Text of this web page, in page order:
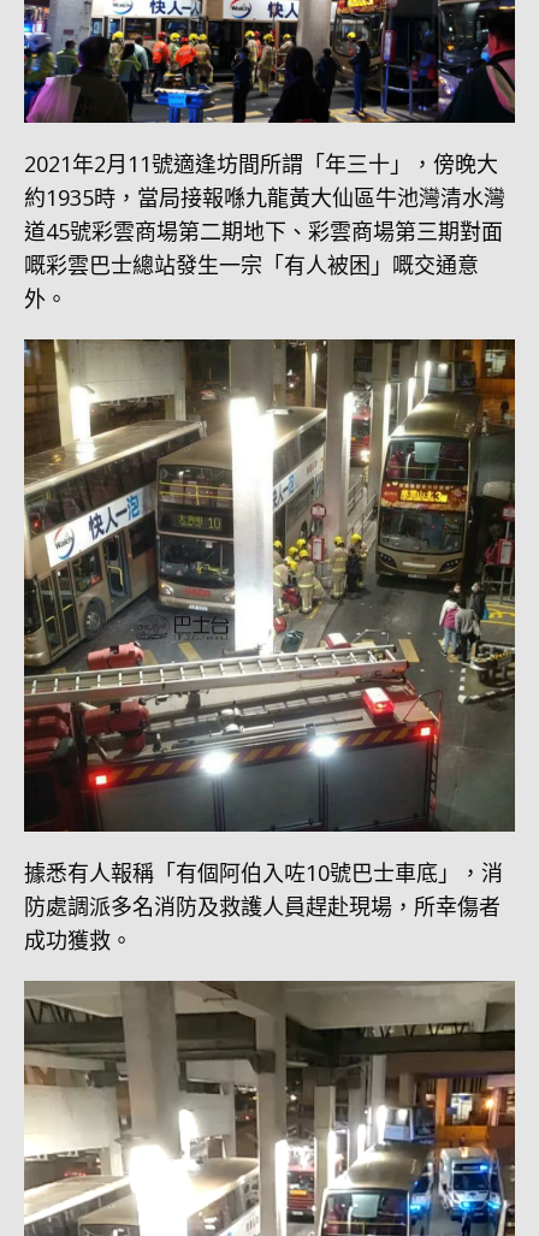
2021年2月11號適逢坊間所謂「年三十」，傍晚大
約1935時，當局接報喺九龍黃大仙區牛池灣清水灣
道45號彩雲商場第二期地下、彩雲商場第三期對面
嘅彩雲巴士總站發生一宗「有人被困」嘅交通意
外。
據悉有人報稱「有個阿伯入咗10號巴士車底」，消
防處調派多名消防及救護人員趕赴現場，所幸傷者
成功獲救。